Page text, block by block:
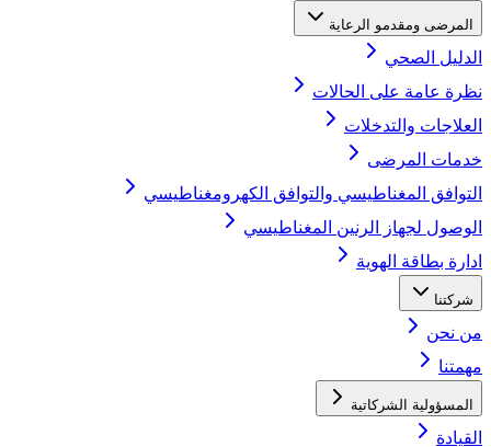
المرضى ومقدمو الرعاية
الدليل الصحي
نظرة عامة على الحالات
العلاجات والتدخلات
خدمات المرضى
التوافق المغناطيسي والتوافق الكهرومغناطيسي
الوصول لجهاز الرنين المغناطيسي
ادارة بطاقة الهوية
شركتنا
من نحن
مهمتنا
المسؤولية الشركاتية
القيادة